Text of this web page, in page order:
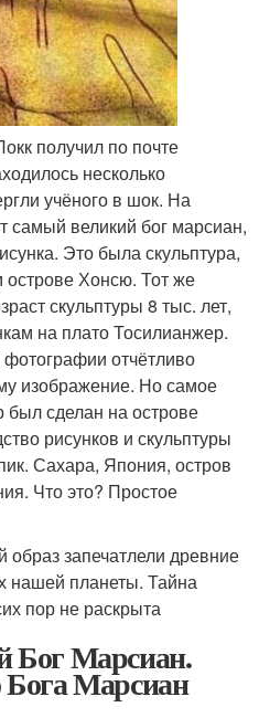
получил по почте
несколько
учёного в шок. На
самый великий бог марсиан,
Это была скульптура,
Хонсю. Тот же
скульптуры 8 тыс. лет,
на плато Тосилианжер.
отчётливо
изображение. Но самое
был сделан на острове
рисунков и скульптуры
Сахара, Япония, остров
Что это? Простое
образ запечатлели древние
нашей планеты. Тайна
пор не раскрыта
Бог Марсиан.
Бога Марсиан